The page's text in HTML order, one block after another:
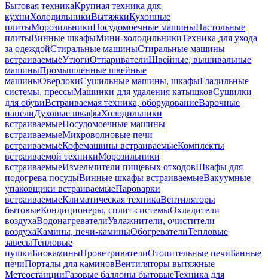
Бытовая техникаКрупная техника для
кухниХолодильникиВытяжкиКухонные
плитыМорозильникиПосудомоечные машиныНастольные
плитыВинные шкафыМини-холодильникиТехника для ухода
за одеждойСтиральные машиныСтиральные машины
встраиваемыеУтюгиОтпаривателиШвейные, вышивальные
машиныПромышленные швейные
машиныОверлокиСушильные машины, шкафыГладильные
системы, прессыМашинки для удаления катышковСушилки
для обувиВстраиваемая техника, оборудованиеВарочные
панелиДуховые шкафыХолодильники
встраиваемыеПосудомоечные машины
встраиваемыеМикроволновые печи
встраиваемыеКофемашины встраиваемыеКомплекты
встраиваемой техникиМорозильники
встраиваемыеИзмельчители пищевых отходовШкафы для
подогрева посудыВинные шкафы встраиваемыеВакуумные
упаковщики встраиваемыеПароварки
встраиваемыеКлиматическая техникаВентиляторы
бытовыеКондиционеры, сплит-системыОхладители
воздухаВодонагревателиУвлажнители, очистители
воздухаКамины, печи-каминыОбогревателиТепловые
завесыТепловые
пушкиБиокаминыПроветривателиОтопительные печиБанные
печиПорталы для каминовВентиляторы вытяжные
МетеостанцииГазовые баллоны бытовыеТехника для